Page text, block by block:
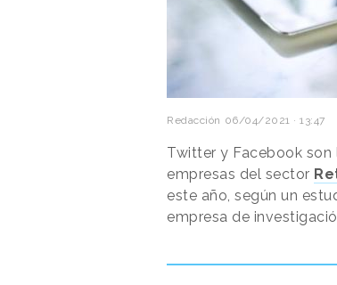
Redacción 06/04/2021 · 13:47
Twitter y Facebook son
empresas del sector
este año, según un
empresa de